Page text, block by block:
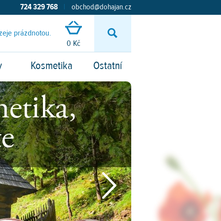
724 329 768 | obchod@dohajan.cz
prázdnotou.
0 Kč
Kosmetika Ostatní